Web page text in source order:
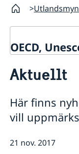
OECD,
Om oss
Sverige och OECD
OECD:s
Sverige och
Adressregister -
Lediga tjänster
Aktuellt
Här finns
vill
21 nov. 2017